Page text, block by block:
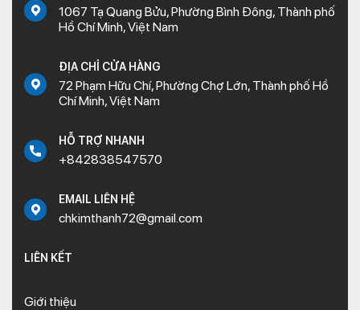
1067 Tạ Quang Bửu, Phường Bình Đông, Thành phố
Hồ Chí Minh, Việt Nam
ĐỊA CHỈ CỬA HÀNG
72 Phạm Hữu Chí, Phường Chợ Lớn, Thành phố Hồ
Chí Minh, Việt Nam
HỖ TRỢ NHANH
+842838547570
EMAIL LIÊN HỆ
chkimthanh72@gmail.com
LIÊN KẾT
Giới thiệu